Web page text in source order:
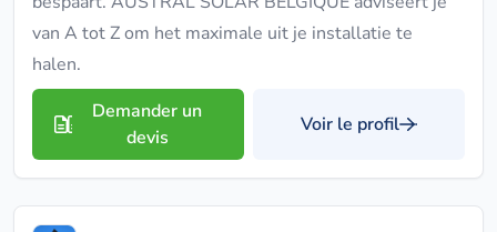
van A tot Z om het maximale uit je installatie te
halen.
Demander un
devis
Voir le profil